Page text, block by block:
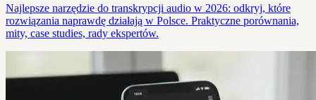
Najlepsze narzędzie do transkrypcji audio w 2026: odkryj, które
rozwiązania naprawdę działają w Polsce. Praktyczne porównania,
mity, case studies, rady ekspertów.